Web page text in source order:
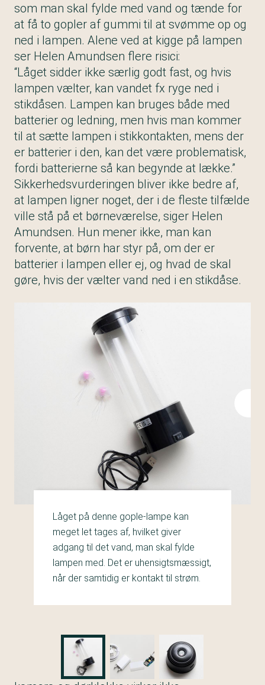
som man skal fylde med vand og tænde for
at få to gopler af gummi til at svømme op og
ned i lampen. Alene ved at kigge på lampen
ser Helen Amundsen flere risici:
“Låget sidder ikke særlig godt fast, og hvis
lampen vælter, kan vandet fx ryge ned i
stikdåsen. Lampen kan bruges både med
batterier og ledning, men hvis man kommer
til at sætte lampen i stikkontakten, mens der
er batterier i den, kan det være problematisk,
fordi batterierne så kan begynde at lække.”
Sikkerhedsvurderingen bliver ikke bedre af,
at lampen ligner noget, der i de fleste tilfælde
ville stå på et børneværelse, siger Helen
Amundsen. Hun mener ikke, man kan
forvente, at børn har styr på, om der er
batterier i lampen eller ej, og hvad de skal
gøre, hvis der vælter vand ned i en stikdåse.
Låget på denne gople-lampe kan
meget let tages af, hvilket giver
adgang til det vand, man skal fylde
lampen med. Det er uhensigtsmæssigt,
når der samtidig er kontakt til strøm.